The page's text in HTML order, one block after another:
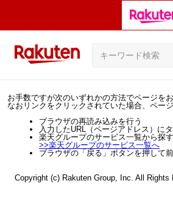
お手数ですが次のいずれかの方法でページをお
なおリンクをクリックされていた場合、ペー
ブラウザの再読み込みを行う
入力したURL（ページアドレス）に
楽天グループのサービス一覧から探す
>>楽天グループのサービス一覧へ
ブラウザの「戻る」ボタンを押して
Copyright (c) Rakuten Group, Inc. All Rights